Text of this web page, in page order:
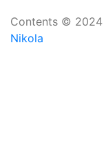
Contents © 2024
Nikola